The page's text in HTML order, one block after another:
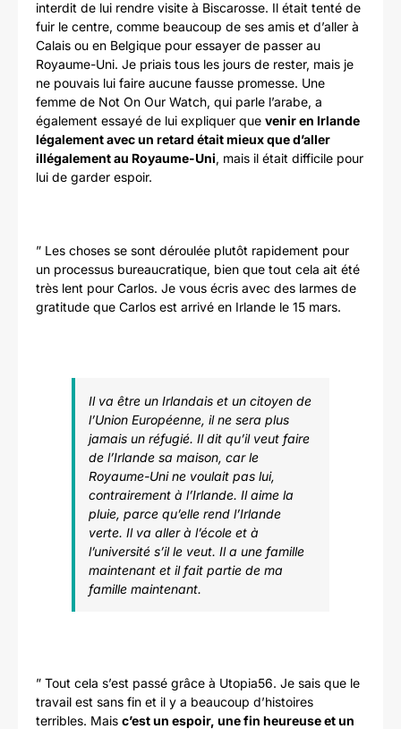
interdit de lui rendre visite à Biscarosse. Il était tenté de
fuir le centre, comme beaucoup de ses amis et d’aller à
Calais ou en Belgique pour essayer de passer au
Royaume-Uni. Je priais tous les jours de rester, mais je
ne pouvais lui faire aucune fausse promesse. Une
femme de Not On Our Watch, qui parle l’arabe, a
également essayé de lui expliquer que venir en Irlande
légalement avec un retard était mieux que d’aller
illégalement au Royaume-Uni, mais il était difficile pour
lui de garder espoir.
” Les choses se sont déroulée plutôt rapidement pour
un processus bureaucratique, bien que tout cela ait été
très lent pour Carlos. Je vous écris avec des larmes de
gratitude que Carlos est arrivé en Irlande le 15 mars.
Il va être un Irlandais et un citoyen de
l’Union Européenne, il ne sera plus
jamais un réfugié. Il dit qu’il veut faire
de l’Irlande sa maison, car le
Royaume-Uni ne voulait pas lui,
contrairement à l’Irlande. Il aime la
pluie, parce qu’elle rend l’Irlande
verte. Il va aller à l’école et à
l’université s’il le veut. Il a une famille
maintenant et il fait partie de ma
famille maintenant.
” Tout cela s’est passé grâce à Utopia56. Je sais que le
travail est sans fin et il y a beaucoup d’histoires
terribles. Mais c’est un espoir, une fin heureuse et un